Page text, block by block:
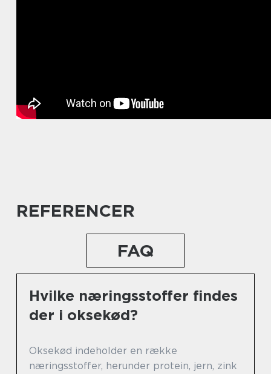
REFERENCER
FAQ
Hvilke næringsstoffer findes
der i oksekød?
Oksekød indeholder en række
næringsstoffer, herunder protein, jern, zink